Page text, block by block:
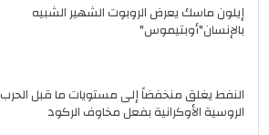
إيلون ماسك يعرض الروبوت الشهير الشبيه
بالإنسان"أوبتيموس"
النفط يغلق منخفضاً إلى مستويات ما قبل الحرب
الروسية الأوكرانية بفعل مخاوف الركود